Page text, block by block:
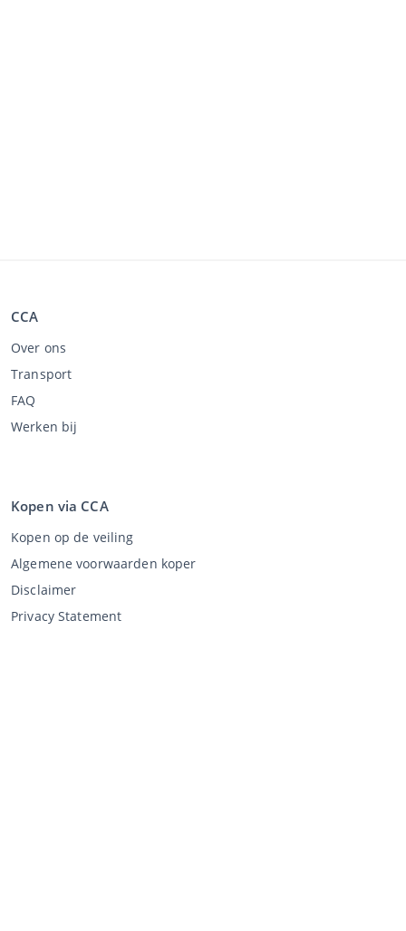
CCA
Over ons
Transport
FAQ
Werken bij
Kopen via CCA
Kopen op de veiling
Algemene voorwaarden koper
Disclaimer
Privacy Statement